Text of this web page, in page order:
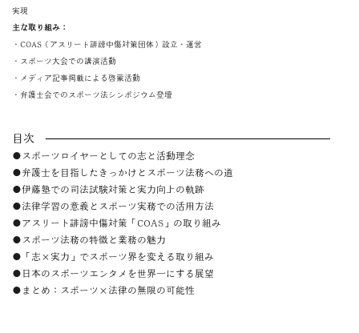
実現
主な取り組み：
・COAS（アスリート誹謗中傷対策団体）設立・運営
・スポーツ大会での講演活動
・メディア記事掲載による啓蒙活動
・弁護士会でのスポーツ法シンポジウム登壇
目次
●スポーツロイヤーとしての志と活動理念
●弁護士を目指したきっかけとスポーツ法務への道
●伊藤塾での司法試験対策と実力向上の軌跡
●法律学習の意義とスポーツ実務での活用方法
●アスリート誹謗中傷対策「COAS」の取り組み
●スポーツ法務の特徴と業務の魅力
●「志×実力」でスポーツ界を変える取り組み
●日本のスポーツエンタメを世界一にする展望
●まとめ：スポーツ×法律の無限の可能性